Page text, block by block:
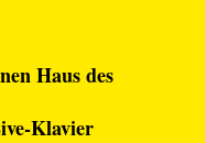
Haus des
Klavier